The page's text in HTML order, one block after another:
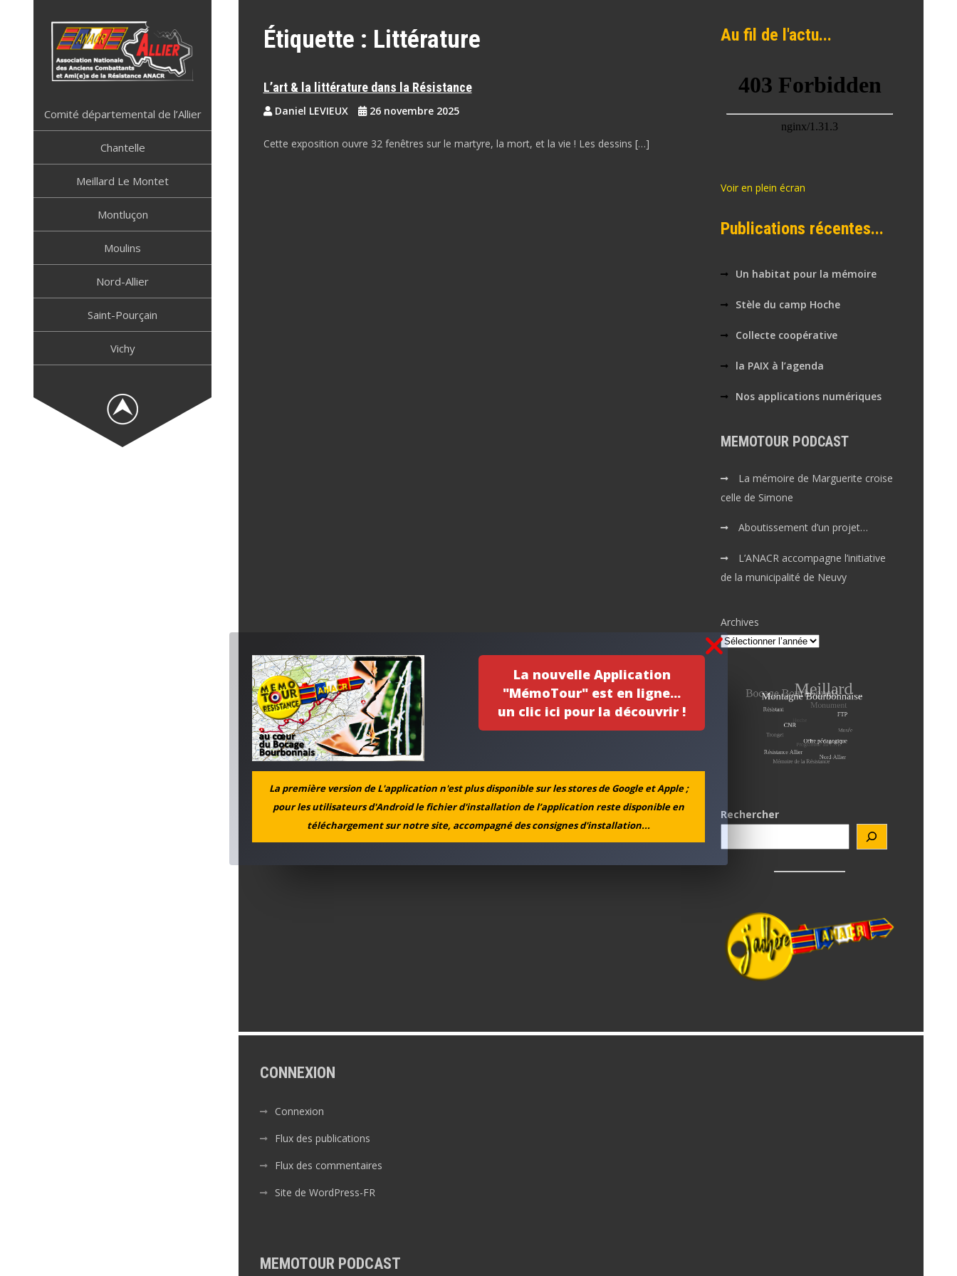
La nouvelle Application
"MémoTour" est en ligne...
un clic ici pour la découvrir !
La première version de L'application n'est plus disponible sur les stores de Google et Apple ;
pour les utilisateurs d'Android le fichier d'installation de l’application reste disponible en
téléchargement sur notre site, accompagné des consignes d'installation...
Comité départemental de l’Allier
Chantelle
Meillard Le Montet
Montluçon
Moulins
Nord-Allier
Saint-Pourçain
Vichy
Étiquette : Littérature
L’art & la littérature dans la Résistance
Daniel LEVIEUX 26 novembre 2025
Cette exposition ouvre 32 fenêtres sur le martyre, la mort, et la vie ! Les dessins […]
Au fil de l'actu...
Voir en plein écran
Publications récentes...
Un habitat pour la mémoire
Stèle du camp Hoche
Collecte coopérative
la PAIX à l’agenda
Nos applications numériques
MEMOTOUR PODCAST
La mémoire de Marguerite croise
celle de Simone
Aboutissement d’un projet…
L’ANACR accompagne l’initiative
de la municipalité de Neuvy
Archives
Rechercher
CONNEXION
Connexion
Flux des publications
Flux des commentaires
Site de WordPress-FR
MEMOTOUR PODCAST